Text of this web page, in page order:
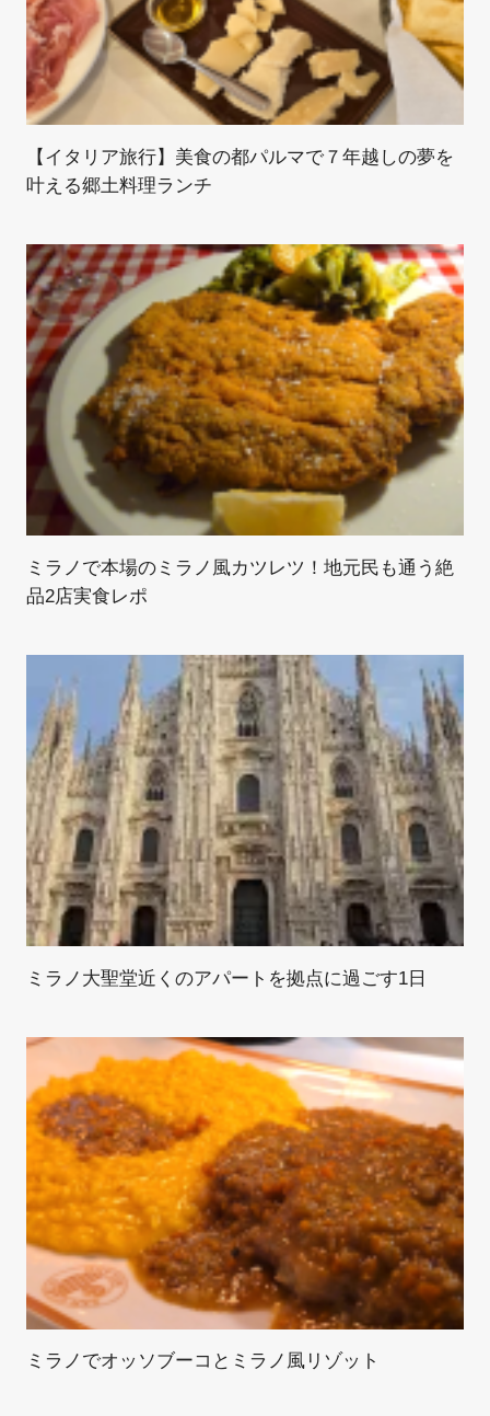
【イタリア旅行】美食の都パルマで７年越しの夢を
叶える郷土料理ランチ
ミラノで本場のミラノ風カツレツ！地元民も通う絶
品2店実食レポ
ミラノ大聖堂近くのアパートを拠点に過ごす1日
ミラノでオッソブーコとミラノ風リゾット